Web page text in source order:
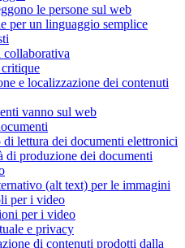
le persone sul web
per un linguaggio semplice
collaborativa
e localizzazione dei contenuti
vanno sul web
di lettura dei documenti elettronici
di produzione dei documenti
(alt text) per le immagini
per i video
per i video
e privacy
di contenuti prodotti dalla